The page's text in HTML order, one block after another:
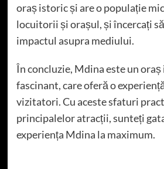
oraș istoric și are o populație
locuitorii și orașul, și încercați
impactul asupra mediului.
În concluzie, Mdina este un
fascinant, care oferă o
vizitatori. Cu aceste sfaturi
principalelor atracții, sunteți
experiența Mdina la maximum.